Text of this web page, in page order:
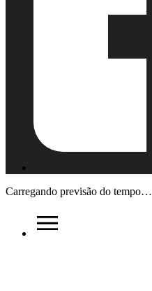
Carregando previsão do tempo…